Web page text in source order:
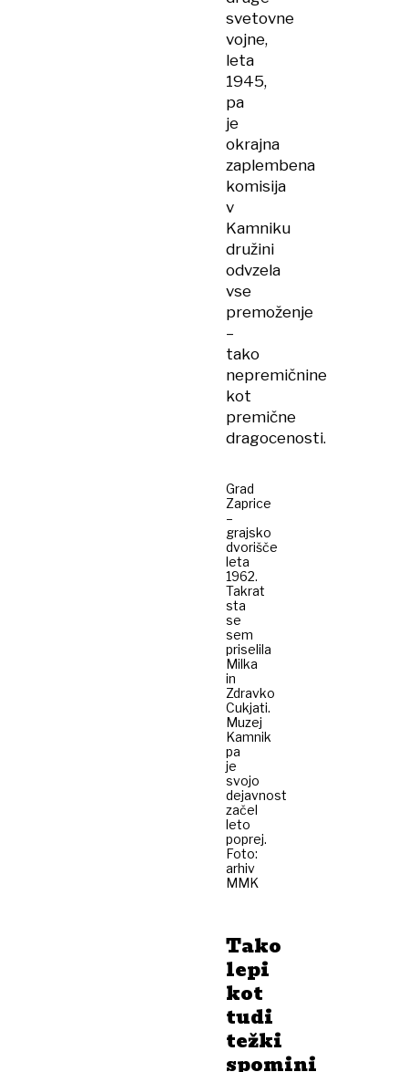
svetovne
vojne,
leta
1945,
pa
je
okrajna
zaplembena
komisija
v
Kamniku
družini
odvzela
vse
premoženje
–
tako
nepremičnine
kot
premične
dragocenosti.
Grad
Zaprice
–
grajsko
dvorišče
leta
1962.
Takrat
sta
se
sem
priselila
Milka
in
Zdravko
Cukjati.
Muzej
Kamnik
pa
je
svojo
dejavnost
začel
leto
poprej.
Foto:
arhiv
MMK
Tako
lepi
kot
tudi
težki
spomini